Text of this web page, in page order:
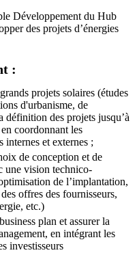
Développement du Hub
des projets d’énergies
:
projets solaires (études
d'urbanisme, de
définition des projets jusqu’à
coordonnant les
internes et externes ;
de conception et de
une vision technico-
de l’implantation,
offres des fournisseurs,
etc.)
plan et assurer la
en intégrant les
investisseurs